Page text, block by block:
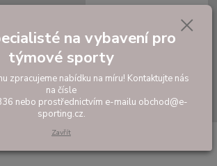
Hledat
0,00 Kč
Ochranná síť bezuzlová PP síla 4
na vybavení pro
týmové sporty
zpracujeme nabídku na míru! Kontaktujte nás
na čísle
nebo prostřednictvím e-mailu obchod@e-
sporting.cz.
Zavřít